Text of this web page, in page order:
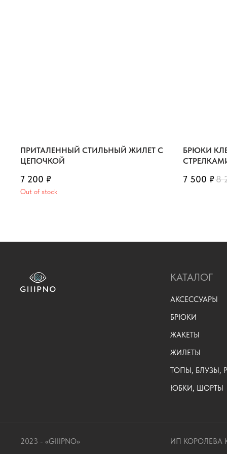
ПРИТАЛЕННЫЙ СТИЛЬНЫЙ ЖИЛЕТ С
ЦЕПОЧКОЙ
7 200 ₽
Out of stock
БРЮКИ
7 500 ₽8
КАТАЛОГ
АКСЕССУАРЫ
БРЮКИ
ЖАКЕТЫ
ЖИЛЕТЫ
ТОПЫ, БЛУЗЫ,
ЮБКИ, ШОРТЫ
2023 - «GIIIPNO» ИП КОРОЛЕВА